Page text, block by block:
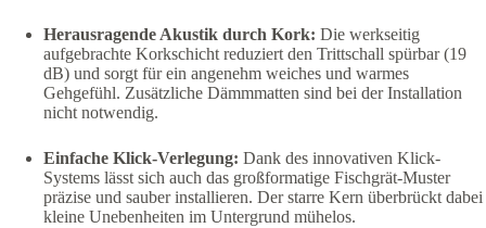
Herausragende Akustik durch Kork: Die werkseitig
aufgebrachte Korkschicht reduziert den Trittschall spürbar (19
dB) und sorgt für ein angenehm weiches und warmes
Gehgefühl. Zusätzliche Dämmmatten sind bei der Installation
nicht notwendig.
Einfache Klick-Verlegung: Dank des innovativen Klick-
Systems lässt sich auch das großformatige Fischgrät-Muster
präzise und sauber installieren. Der starre Kern überbrückt dabei
kleine Unebenheiten im Untergrund mühelos.